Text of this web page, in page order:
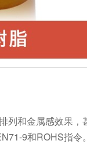
和金属感效果，
9和ROHS指令。